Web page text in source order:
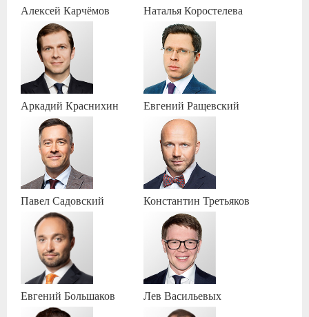
Алексей Карчёмов НатальяКоростелева
Аркадий Краснихин Евгений Ращевский
ПавелСадовский Константин Третьяков
Евгений Большаков Лев Васильевых